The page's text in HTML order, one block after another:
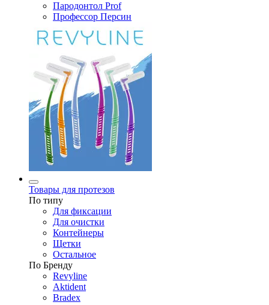
Пародонтол Prof
Профессор Персин
Товары для протезов
По типу
Для фиксации
Для очистки
Контейнеры
Щетки
Остальное
По Бренду
Revyline
Aktident
Bradex